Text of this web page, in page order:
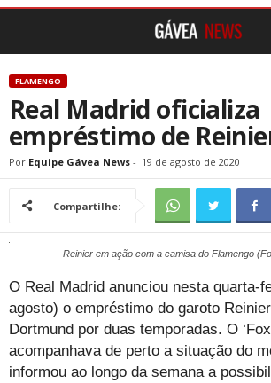
FLAMENGO
Real Madrid oficializa
empréstimo de
Por Equipe Gávea News - 19 de agosto de 2020
Compartilhe:
Reinier em ação com a camisa do Flamengo
O Real Madrid anunciou nesta quarta-
agosto) o empréstimo do garoto
Dortmund por duas temporadas. O
acompanhava de perto a situação do
informou ao longo da semana a